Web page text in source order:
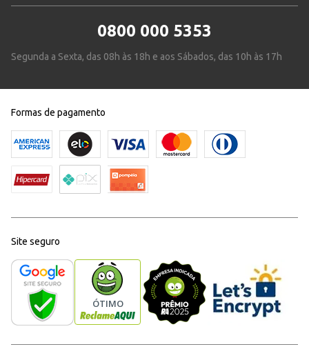
0800 000 5353
Segunda a Sexta, das 08h às 18h e aos Sábados, das 10h às 17h
Formas de pagamento
Site seguro